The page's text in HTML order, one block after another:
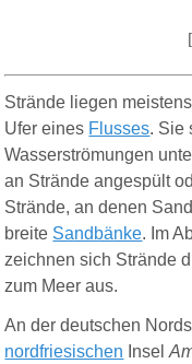
[
Strände liegen
Ufer eines Flusses. Sie
Wasserströmungen
an Strände angespült
Strände, an denen
breite Sandbänke. Im
zeichnen sich Strände
zum Meer aus.
An der deutschen
nordfriesischen Insel